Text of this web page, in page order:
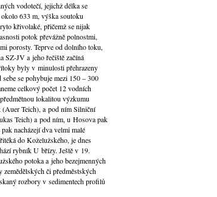
vodotečí, jejichž délka se
633 m, výška soutoku
křivolaké, přičemž se nijak
potok převážně polnostmi,
porosty. Teprve od dolního toku,
SZ-JV a jeho řečiště začíná
byly v minulosti přehrazeny
se pohybuje mezi 150 – 300
celkový počet 12 vodních
lokalitou výzkumu
Teich), a pod ním Silniční
Teich) a pod ním, u Hosova pak
nacházejí dva velmi malé
do Koželužského, je dnes
rybník U břízy. Ještě v 19.
potoka a jeho bezejmenných
zemědělských či předměstských
rozbory v sedimentech profilů